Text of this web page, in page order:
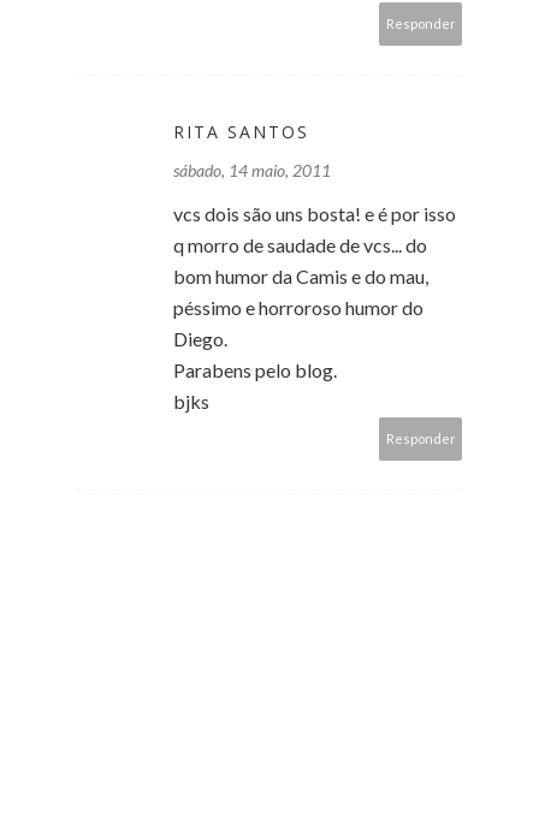
Responder
RITA SANTOS
sábado, 14 maio, 2011
vcs dois são uns bosta! e é por isso
q morro de saudade de vcs... do
bom humor da Camis e do mau,
péssimo e horroroso humor do
Diego.
Parabens pelo blog.
bjks
Responder